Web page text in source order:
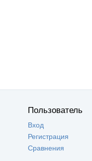
Пользователь
Вход
Регистрация
Сравнения